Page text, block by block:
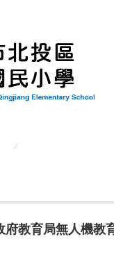
府教育局無人機教